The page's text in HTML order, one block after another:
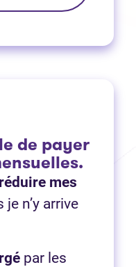
de payer
mes
je n’y arrive
par les